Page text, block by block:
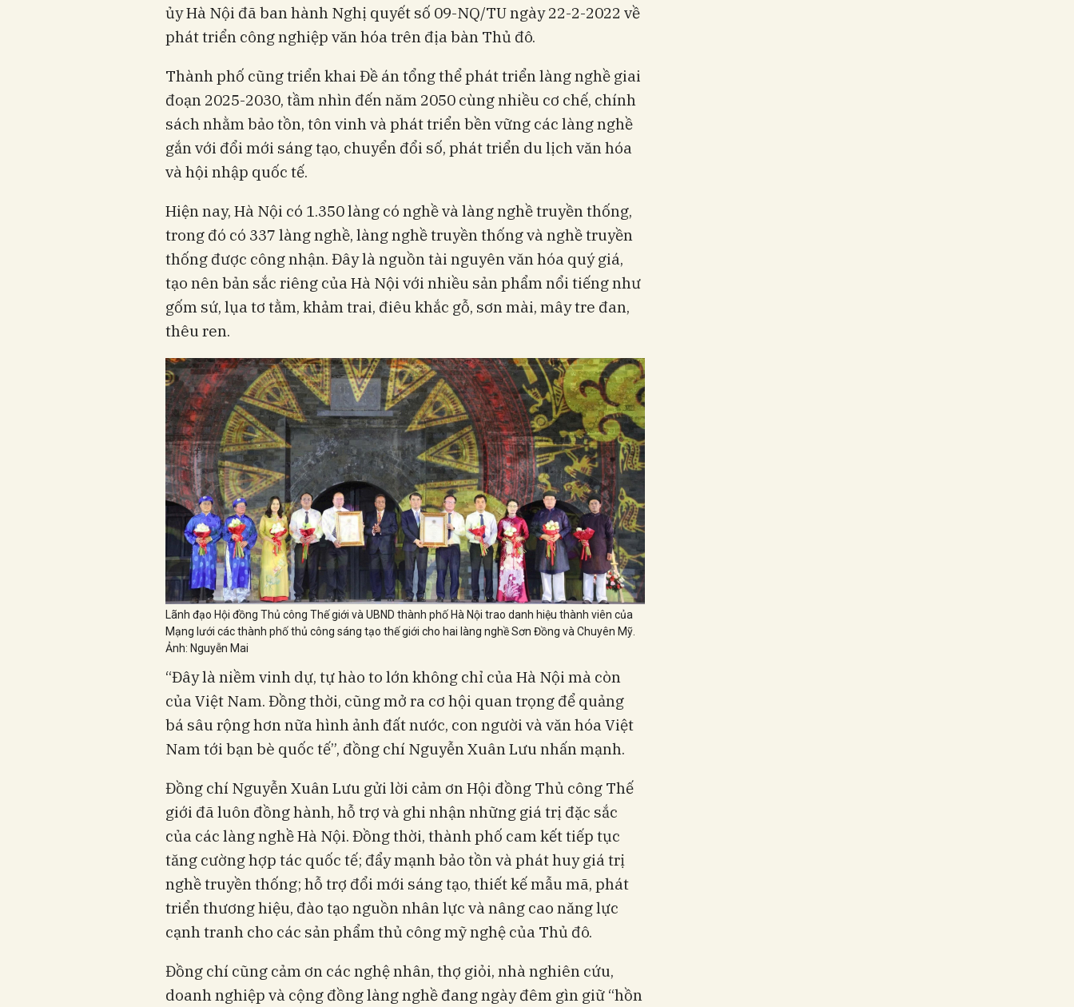
ủy Hà Nội đã ban hành Nghị quyết số 09-NQ/TU ngày 22-2-2022 về
phát triển công nghiệp văn hóa trên địa bàn Thủ đô.
Thành phố cũng triển khai Đề án tổng thể phát triển làng nghề giai
đoạn 2025-2030, tầm nhìn đến năm 2050 cùng nhiều cơ chế, chính
sách nhằm bảo tồn, tôn vinh và phát triển bền vững các làng nghề
gắn với đổi mới sáng tạo, chuyển đổi số, phát triển du lịch văn hóa
và hội nhập quốc tế.
Hiện nay, Hà Nội có 1.350 làng có nghề và làng nghề truyền thống,
trong đó có 337 làng nghề, làng nghề truyền thống và nghề truyền
thống được công nhận. Đây là nguồn tài nguyên văn hóa quý giá,
tạo nên bản sắc riêng của Hà Nội với nhiều sản phẩm nổi tiếng như
gốm sứ, lụa tơ tằm, khảm trai, điêu khắc gỗ, sơn mài, mây tre đan,
thêu ren.
Lãnh đạo Hội đồng Thủ công Thế giới và UBND thành phố Hà Nội trao danh hiệu thành viên của
Mạng lưới các thành phố thủ công sáng tạo thế giới cho hai làng nghề Sơn Đồng và Chuyên Mỹ.
Ảnh: Nguyễn Mai
“Đây là niềm vinh dự, tự hào to lớn không chỉ của Hà Nội mà còn
của Việt Nam. Đồng thời, cũng mở ra cơ hội quan trọng để quảng
bá sâu rộng hơn nữa hình ảnh đất nước, con người và văn hóa Việt
Nam tới bạn bè quốc tế”, đồng chí Nguyễn Xuân Lưu nhấn mạnh.
Đồng chí Nguyễn Xuân Lưu gửi lời cảm ơn Hội đồng Thủ công Thế
giới đã luôn đồng hành, hỗ trợ và ghi nhận những giá trị đặc sắc
của các làng nghề Hà Nội. Đồng thời, thành phố cam kết tiếp tục
tăng cường hợp tác quốc tế; đẩy mạnh bảo tồn và phát huy giá trị
nghề truyền thống; hỗ trợ đổi mới sáng tạo, thiết kế mẫu mã, phát
triển thương hiệu, đào tạo nguồn nhân lực và nâng cao năng lực
cạnh tranh cho các sản phẩm thủ công mỹ nghệ của Thủ đô.
Đồng chí cũng cảm ơn các nghệ nhân, thợ giỏi, nhà nghiên cứu,
doanh nghiệp và cộng đồng làng nghề đang ngày đêm gìn giữ “hồn